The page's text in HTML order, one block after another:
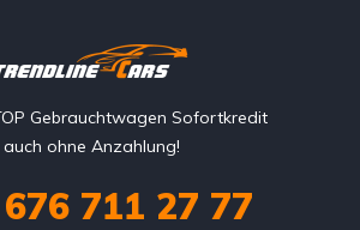
Gebrauchtwagen Sofortkredit
auch ohne Anzahlung!
676 711 27 77